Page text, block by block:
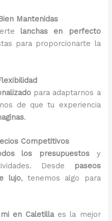
Mantenidas
lanchas en perfecto
para proporcionarte la
para adaptarnos a
de que tu experiencia
.
Competitivos
los presupuestosy
Desde
paseos
lujo, tenemos algo para
en Caletillaes la mejor